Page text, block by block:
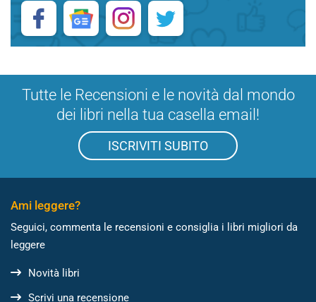
Tutte le Recensioni e le novità dal mondo
dei libri nella tua casella email!
ISCRIVITI SUBITO
Ami leggere?
Seguici, commenta le recensioni e consiglia i libri migliori da
leggere
Novità libri
Scrivi una recensione